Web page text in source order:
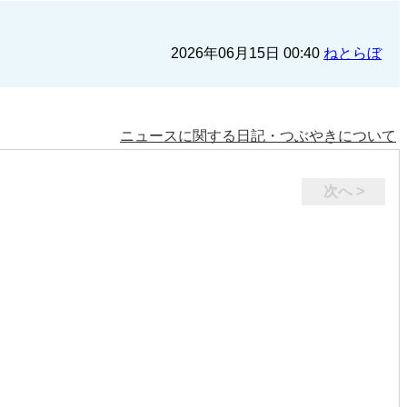
2026年06月15日 00:40 ねとらぼ
ニュースに関する日記・つぶやきについて
次へ >